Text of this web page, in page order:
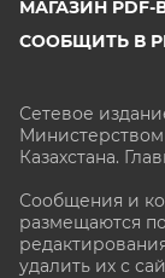
МАГАЗИН PDF-
СООБЩИТЬ В
Сетевое
Казахстана.
Сообщения и
размещаются
удалить их с